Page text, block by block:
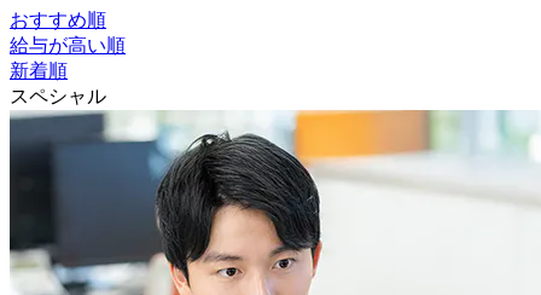
おすすめ順
給与が高い順
新着順
スペシャル